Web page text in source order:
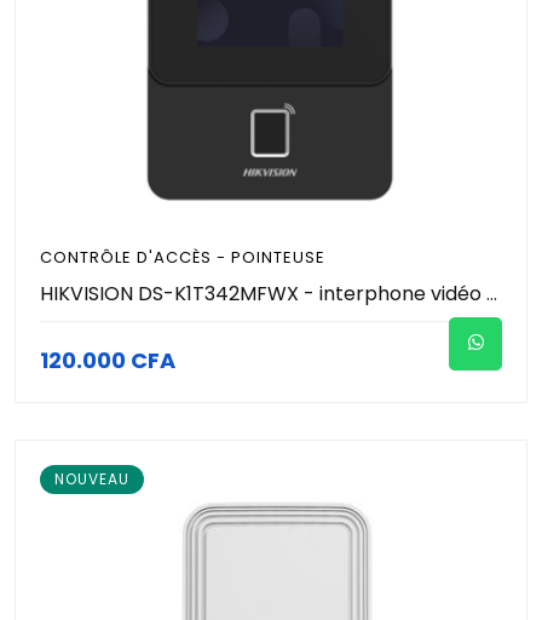
CONTRÔLE D'ACCÈS - POINTEUSE
HIKVISION DS-K1T342MFWX - interphone vidéo (écran vendu séparément) - Pointeuse - Contrôle accès - Authentification par Reconnaissance faciale - Empreinte digitale - Carte RFID/MiFare
120.000 CFA
NOUVEAU